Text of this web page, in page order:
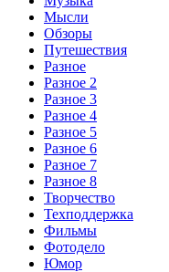
Мысли
Обзоры
Путешествия
Разное
Разное 2
Разное 3
Разное 4
Разное 5
Разное 6
Разное 7
Разное 8
Творчество
Техподдержка
Фильмы
Фотодело
Юмор